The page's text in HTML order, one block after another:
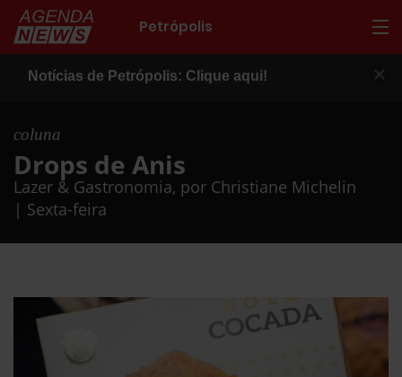
Petrópolis
Notícias de Petrópolis: Clique aqui!
coluna
Drops de Anis
Lazer & Gastronomia, por Christiane Michelin
| Sexta-feira